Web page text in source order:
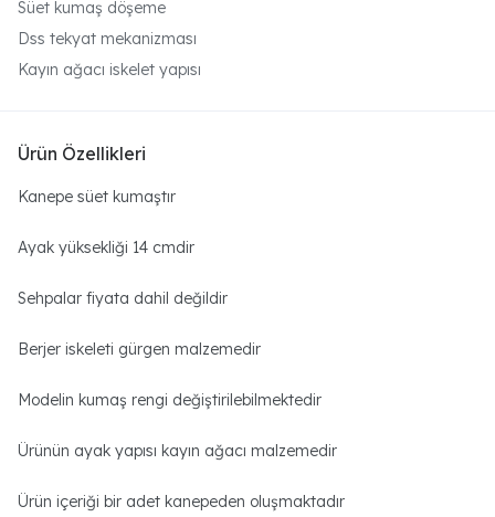
Süet kumaş döşeme
Dss tekyat mekanizması
Kayın ağacı iskelet yapısı
Ürün Özellikleri
Kanepe süet kumaştır
Ayak yüksekliği 14 cmdir
Sehpalar fiyata dahil değildir
Berjer iskeleti gürgen malzemedir
Modelin kumaş rengi değiştirilebilmektedir
Ürünün ayak yapısı kayın ağacı malzemedir
Ürün içeriği bir adet kanepeden oluşmaktadır